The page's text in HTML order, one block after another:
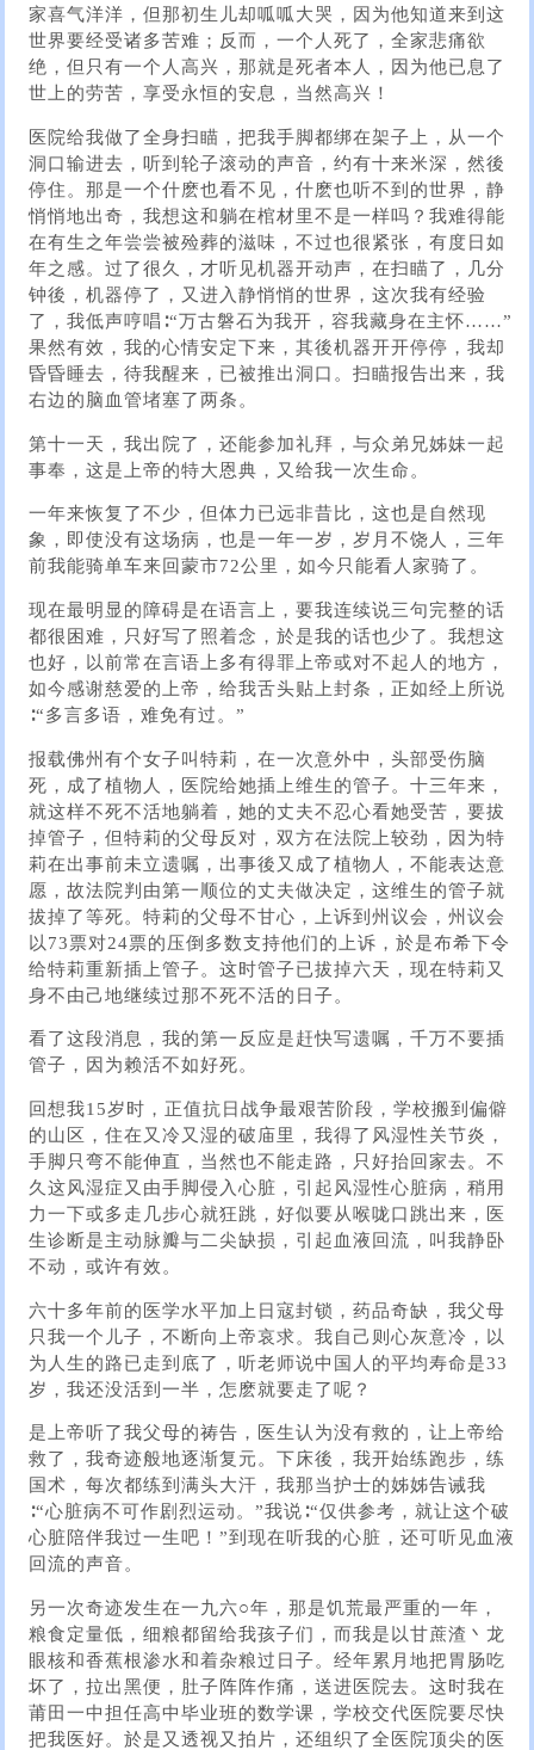
家喜气洋洋，但那初生儿却呱呱大哭，因为他知道来到这
世界要经受诸多苦难；反而，一个人死了，全家悲痛欲
绝，但只有一个人高兴，那就是死者本人，因为他已息了
世上的劳苦，享受永恒的安息，当然高兴！
医院给我做了全身扫瞄，把我手脚都绑在架子上，从一个
洞口输进去，听到轮子滚动的声音，约有十来米深，然後
停住。那是一个什麽也看不见，什麽也听不到的世界，静
悄悄地出奇，我想这和躺在棺材里不是一样吗？我难得能
在有生之年尝尝被殓葬的滋味，不过也很紧张，有度日如
年之感。过了很久，才听见机器开动声，在扫瞄了，几分
钟後，机器停了，又进入静悄悄的世界，这次我有经验
了，我低声哼唱∶“万古磐石为我开，容我藏身在主怀……”
果然有效，我的心情安定下来，其後机器开开停停，我却
昏昏睡去，待我醒来，已被推出洞口。扫瞄报告出来，我
右边的脑血管堵塞了两条。
第十一天，我出院了，还能参加礼拜，与众弟兄姊妹一起
事奉，这是上帝的特大恩典，又给我一次生命。
一年来恢复了不少，但体力已远非昔比，这也是自然现
象，即使没有这场病，也是一年一岁，岁月不饶人，三年
前我能骑单车来回蒙市72公里，如今只能看人家骑了。
现在最明显的障碍是在语言上，要我连续说三句完整的话
都很困难，只好写了照着念，於是我的话也少了。我想这
也好，以前常在言语上多有得罪上帝或对不起人的地方，
如今感谢慈爱的上帝，给我舌头贴上封条，正如经上所说
∶“多言多语，难免有过。”
报载佛州有个女子叫特莉，在一次意外中，头部受伤脑
死，成了植物人，医院给她插上维生的管子。十三年来，
就这样不死不活地躺着，她的丈夫不忍心看她受苦，要拔
掉管子，但特莉的父母反对，双方在法院上较劲，因为特
莉在出事前未立遗嘱，出事後又成了植物人，不能表达意
愿，故法院判由第一顺位的丈夫做决定，这维生的管子就
拔掉了等死。特莉的父母不甘心，上诉到州议会，州议会
以73票对24票的压倒多数支持他们的上诉，於是布希下令
给特莉重新插上管子。这时管子已拔掉六天，现在特莉又
身不由己地继续过那不死不活的日子。
看了这段消息，我的第一反应是赶快写遗嘱，千万不要插
管子，因为赖活不如好死。
回想我15岁时，正值抗日战争最艰苦阶段，学校搬到偏僻
的山区，住在又冷又湿的破庙里，我得了风湿性关节炎，
手脚只弯不能伸直，当然也不能走路，只好抬回家去。不
久这风湿症又由手脚侵入心脏，引起风湿性心脏病，稍用
力一下或多走几步心就狂跳，好似要从喉咙口跳出来，医
生诊断是主动脉瓣与二尖缺损，引起血液回流，叫我静卧
不动，或许有效。
六十多年前的医学水平加上日寇封锁，药品奇缺，我父母
只我一个儿子，不断向上帝哀求。我自己则心灰意冷，以
为人生的路已走到底了，听老师说中国人的平均寿命是33
岁，我还没活到一半，怎麽就要走了呢？
是上帝听了我父母的祷告，医生认为没有救的，让上帝给
救了，我奇迹般地逐渐复元。下床後，我开始练跑步，练
国术，每次都练到满头大汗，我那当护士的姊姊告诫我
∶“心脏病不可作剧烈运动。”我说∶“仅供参考，就让这个破
心脏陪伴我过一生吧！”到现在听我的心脏，还可听见血液
回流的声音。
另一次奇迹发生在一九六○年，那是饥荒最严重的一年，
粮食定量低，细粮都留给我孩子们，而我是以甘蔗渣丶龙
眼核和香蕉根渗水和着杂粮过日子。经年累月地把胃肠吃
坏了，拉出黑便，肚子阵阵作痛，送进医院去。这时我在
莆田一中担任高中毕业班的数学课，学校交代医院要尽快
把我医好。於是又透视又拍片，还组织了全医院顶尖的医